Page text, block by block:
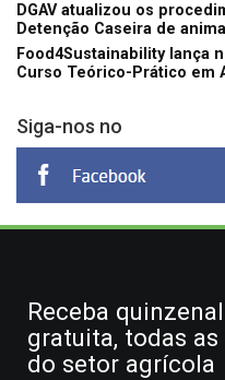
DGAV atualizou os
Detenção Caseira de
Food4Sustainability lança
Curso Teórico-Prático em
Siga-nos no
Receba
gratuita, todas
do setor agrícola